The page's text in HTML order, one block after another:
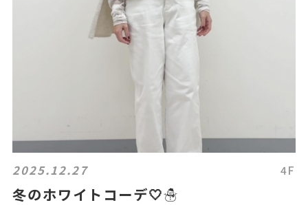
2025.12.27 4F
冬のホワイトコーデ🤍☃️